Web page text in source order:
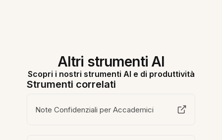
Altri strumenti AI
Scopri i nostri strumenti AI e di produttività
Strumenti correlati
Note Confidenziali per Accademici